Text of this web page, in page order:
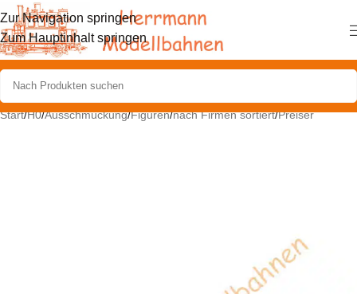
Zur Navigation springen
Zum Hauptinhalt springen
Start/H0/Ausschmückung/Figuren/nach Firmen sortiert/Preiser